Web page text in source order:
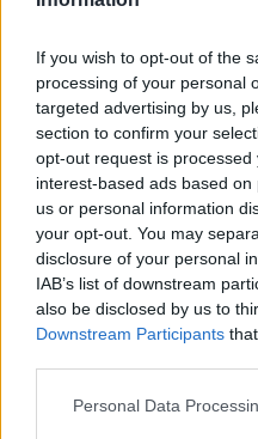
If you wish to opt-out of the
processing of your personal
targeted advertising by us,
section to confirm your
opt-out request is
interest-based ads based
us or personal information
your opt-out. You may
disclosure of your personal
IAB’s list of downstream
also be disclosed by us to
Downstream Participants
Personal Data
βιομηχανική πόλη
Σεισμολόγοι έχουν
υπάρχει ενδεχόμενο
Κωνσταντινούπολη, τη
Τουρκίας, το προσεχές
[ΠΗΓΗ]